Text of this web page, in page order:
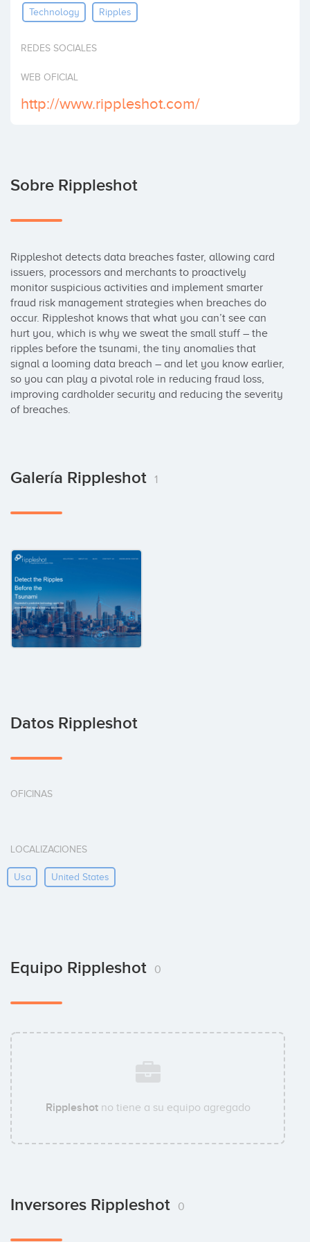
Invertir
Technology Ripples
REDES SOCIALES
WEB OFICIAL
http://www.rippleshot.com/
Sobre Rippleshot
Rippleshot detects data breaches faster, allowing card
issuers, processors and merchants to proactively
monitor suspicious activities and implement smarter
fraud risk management strategies when breaches do
occur. Rippleshot knows that what you can’t see can
hurt you, which is why we sweat the small stuff – the
ripples before the tsunami, the tiny anomalies that
signal a looming data breach – and let you know earlier,
so you can play a pivotal role in reducing fraud loss,
improving cardholder security and reducing the severity
of breaches.
Galería Rippleshot 1
Datos Rippleshot
OFICINAS
LOCALIZACIONES
Usa United States
Equipo Rippleshot 0
Rippleshotno tiene a su equipo agregado
Inversores Rippleshot 0